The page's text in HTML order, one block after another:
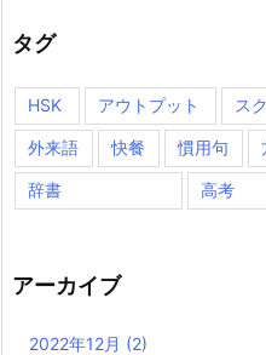
タグ
HSK アウトプット ス
外来語 快餐 慣用句
辞書 高考
アーカイブ
2022年12月 (2)